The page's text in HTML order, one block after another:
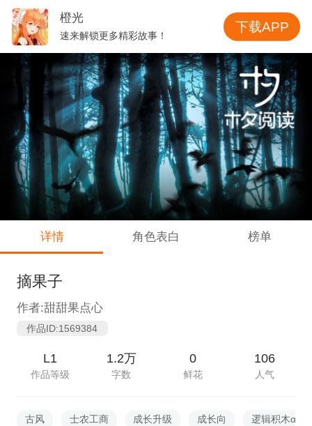
详情 角色表白 榜单
摘果子
作者:甜甜果点心
作品ID:1569384
L1
作品等级
1.2万
字数
0
鲜花
106
人气
古风 士农工商 成长升级 成长向 逻辑积木α
橙光
速来解锁更多精彩故事！
下载APP